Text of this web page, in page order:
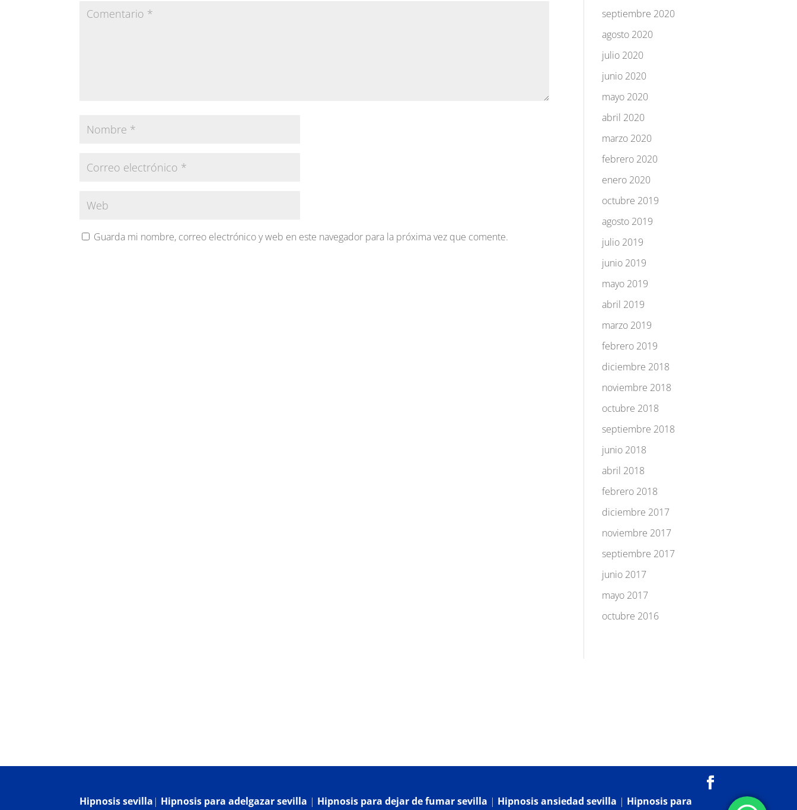
Guarda mi nombre, correo electrónico y web en este navegador para la próxima vez que comente.
septiembre 2020
agosto 2020
julio 2020
junio 2020
mayo 2020
abril 2020
marzo 2020
febrero 2020
enero 2020
octubre 2019
agosto 2019
julio 2019
junio 2019
mayo 2019
abril 2019
marzo 2019
febrero 2019
diciembre 2018
noviembre 2018
octubre 2018
septiembre 2018
junio 2018
abril 2018
febrero 2018
diciembre 2017
noviembre 2017
septiembre 2017
junio 2017
mayo 2017
octubre 2016
Hipnosis sevilla | Hipnosis para adelgazar sevilla | Hipnosis para dejar de fumar sevilla | Hipnosis ansiedad sevilla | Hipnosis para